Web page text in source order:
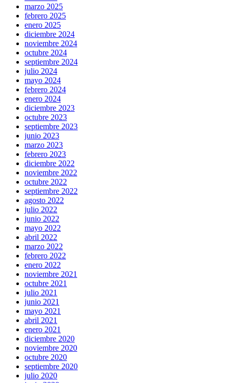
marzo 2025
febrero 2025
enero 2025
diciembre 2024
noviembre 2024
octubre 2024
septiembre 2024
julio 2024
mayo 2024
febrero 2024
enero 2024
diciembre 2023
octubre 2023
septiembre 2023
junio 2023
marzo 2023
febrero 2023
diciembre 2022
noviembre 2022
octubre 2022
septiembre 2022
agosto 2022
julio 2022
junio 2022
mayo 2022
abril 2022
marzo 2022
febrero 2022
enero 2022
noviembre 2021
octubre 2021
julio 2021
junio 2021
mayo 2021
abril 2021
enero 2021
diciembre 2020
noviembre 2020
octubre 2020
septiembre 2020
julio 2020